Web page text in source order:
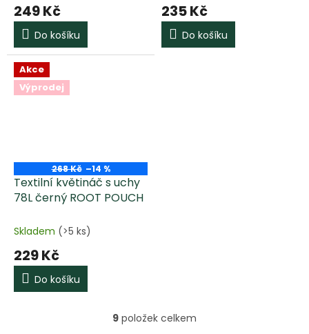
249 Kč
Do košíku
235 Kč
Do košíku
Akce
Výprodej
268 Kč –14 %
Textilní květináč s uchy
78L černý ROOT POUCH
Skladem (>5 ks)
229 Kč
Do košíku
O
9 položek celkem